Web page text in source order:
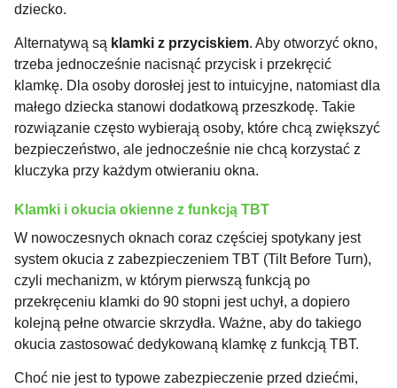
dziecko.
Alternatywą są klamki z przyciskiem. Aby otworzyć okno,
trzeba jednocześnie nacisnąć przycisk i przekręcić
klamkę. Dla osoby dorosłej jest to intuicyjne, natomiast dla
małego dziecka stanowi dodatkową przeszkodę. Takie
rozwiązanie często wybierają osoby, które chcą zwiększyć
bezpieczeństwo, ale jednocześnie nie chcą korzystać z
kluczyka przy każdym otwieraniu okna.
Klamki i okucia okienne z funkcją TBT
W nowoczesnych oknach coraz częściej spotykany jest
system okucia z zabezpieczeniem TBT (Tilt Before Turn),
czyli mechanizm, w którym pierwszą funkcją po
przekręceniu klamki do 90 stopni jest uchył, a dopiero
kolejną pełne otwarcie skrzydła. Ważne, aby do takiego
okucia zastosować dedykowaną klamkę z funkcją TBT.
Choć nie jest to typowe zabezpieczenie przed dziećmi,